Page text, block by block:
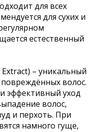
для всех
для сухих и
естественный
– уникальный
волос.
эффективный уход
волос,
и перхоть. При
намного гуще,